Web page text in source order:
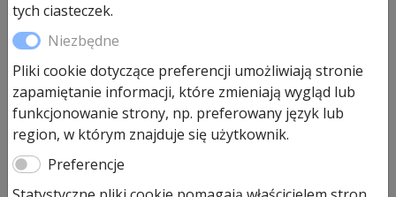
ProMatic – głowica serwisowa
seria IV
1 159,00złPierwotna
989,00
tych ciasteczek.
Niezbędne
Pliki cookie dotyczące preferencji umożliwiają stronie
zapamiętanie informacji, które zmieniają wygląd lub
funkcjonowanie strony, np. preferowany język lub
region, w którym znajduje się użytkownik.
Preferencje